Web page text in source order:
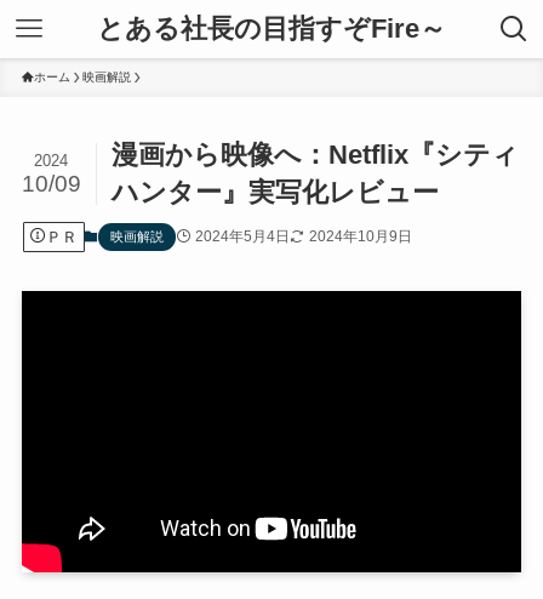
とある社長の目指すぞFire～
ホーム 映画解説
漫画から映像へ：Netflix『シティ
ハンター』実写化レビュー
2024
10/09
ＰＲ 映画解説 2024年5月4日 2024年10月9日